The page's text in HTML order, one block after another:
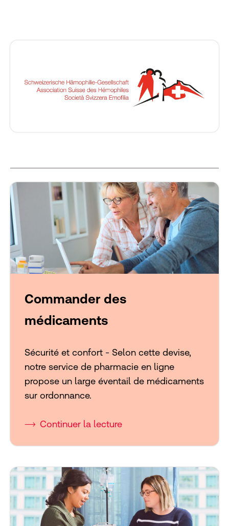
Commander des
médicaments
Sécurité et confort - Selon cette devise,
notre service de pharmacie en ligne
propose un large éventail de médicaments
sur ordonnance.
Continuer la lecture